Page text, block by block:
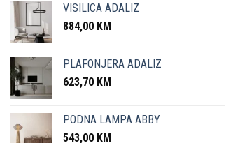
VISILICA ADALIZ
884,00 KM
PLAFONJERA ADALIZ
623,70 KM
PODNA LAMPA ABBY
543,00 KM